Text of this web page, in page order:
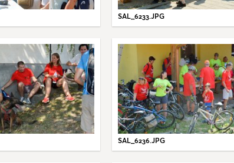
SAL_6233.JPG
SAL_6236.JPG